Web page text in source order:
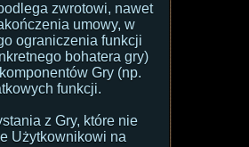
zwrotowi, nawet
umowy, w
ograniczenia funkcji
bohatera gry)
Gry (np.
funkcji.
z Gry, które nie
Użytkownikowi na